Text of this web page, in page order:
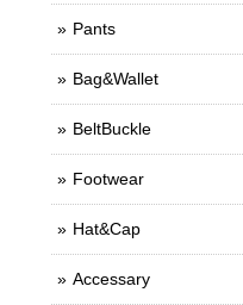
Pants
Bag&Wallet
BeltBuckle
Footwear
Hat&Cap
Accessary